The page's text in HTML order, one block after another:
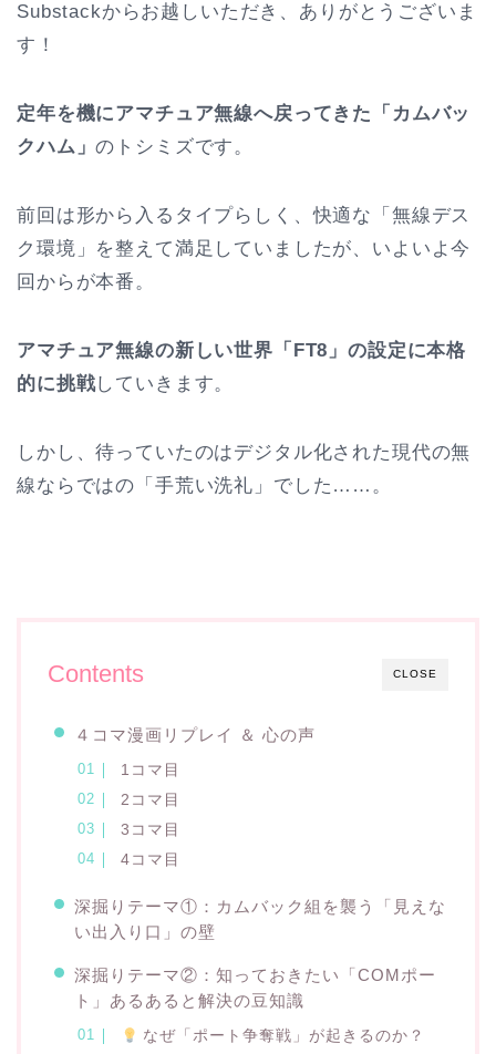
Substackからお越しいただき、ありがとうございま
す！
定年を機にアマチュア無線へ戻ってきた「カムバッ
クハム」のトシミズです。
前回は形から入るタイプらしく、快適な「無線デス
ク環境」を整えて満足していましたが、いよいよ今
回からが本番。
アマチュア無線の新しい世界「FT8」の設定に本格
的に挑戦していきます。
しかし、待っていたのはデジタル化された現代の無
線ならではの「手荒い洗礼」でした……。
CLOSE
Contents
４コマ漫画リプレイ ＆ 心の声
1コマ目
2コマ目
3コマ目
4コマ目
深掘りテーマ①：カムバック組を襲う「見えな
い出入り口」の壁
深掘りテーマ②：知っておきたい「COMポー
ト」あるあると解決の豆知識
なぜ「ポート争奪戦」が起きるのか？